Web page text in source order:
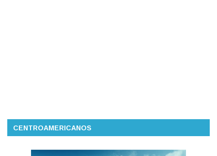
CENTROAMERICANOS